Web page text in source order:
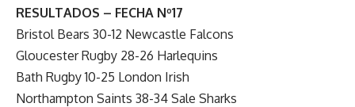
RESULTADOS – FECHA Nº17
Bristol Bears 30-12 Newcastle Falcons
Gloucester Rugby 28-26 Harlequins
Bath Rugby 10-25 London Irish
Northampton Saints 38-34 Sale Sharks